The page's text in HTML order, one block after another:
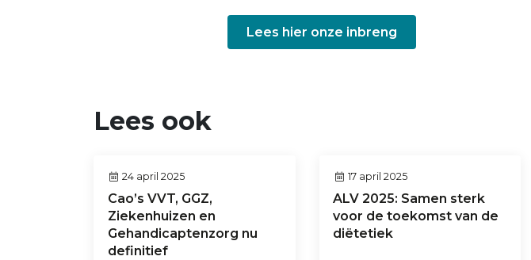
Lees hier onze inbreng
Lees ook
24 april 2025
Cao’s VVT, GGZ,
Ziekenhuizen en
Gehandicaptenzorg nu
definitief
17 april 2025
ALV 2025: Samen sterk
voor de toekomst van de
diëtetiek